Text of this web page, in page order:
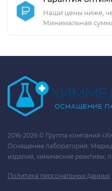
Наши цены ниже,
Минимальная
2016-2026 © Группа компаний
Оснащение лабораторий.
изделия, химические реактивы,
Политика персональных данных